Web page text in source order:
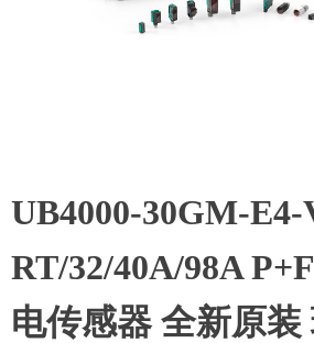
UB4000-30GM-
RT/32/40A/98A
电传感器 全新原装